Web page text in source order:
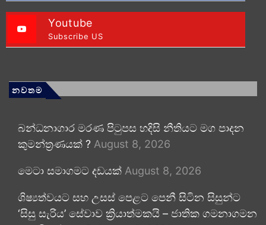
Youtube
Subscribe US
නවතම
බන්ධනාගාර මරණ පිටුපස හදිසි නීතියට මග පාදන
කුමන්ත්‍රණයක් ? August 8, 2026
මෙටා සමාගමට දඩයක් August 8, 2026
ශිෂ්‍යත්වයට සහ උසස් පෙළට පෙනී සිටින සිසුන්ට
‘සිසු සැරිය’ සේවාව ක්‍රියාත්මකයි – ජාතික ගමනාගමන